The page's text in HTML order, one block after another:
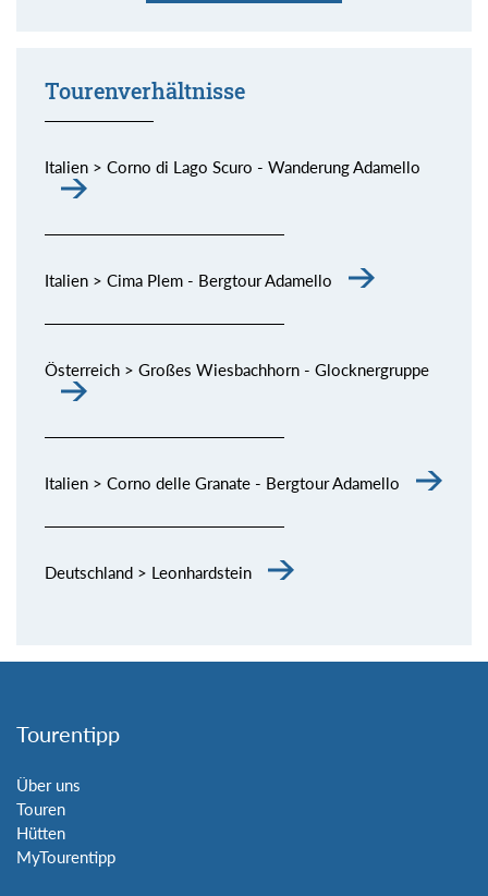
Tourenverhältnisse
Italien > Corno di Lago Scuro - Wanderung Adamello
Italien > Cima Plem - Bergtour Adamello
Österreich > Großes Wiesbachhorn - Glocknergruppe
Italien > Corno delle Granate - Bergtour Adamello
Deutschland > Leonhardstein
Tourentipp
Über uns
Touren
Hütten
MyTourentipp